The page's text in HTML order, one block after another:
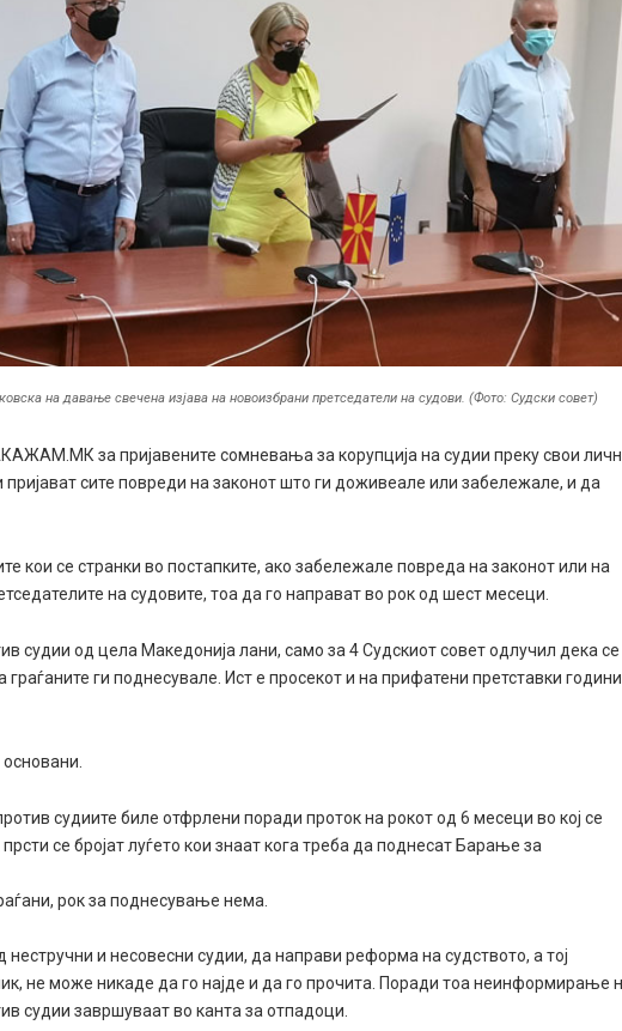
на давање свечена изјава на новоизбрани претседатели на судови. (Фото: Судски совет)
за пријавените сомневања за корупција на судии преку свои
пријават сите повреди на законот што ги доживеале или забележале, и да
кои се странки во постапките, ако забележале повреда на законот или на
на судовите, тоа да го направат во рок од шест месеци.
судии од цела Македонија лани, само за 4 Судскиот совет одлучил дека се
ги поднесувале. Ист е просекот и на прифатени претставки години
судиите биле отфрлени поради проток на рокот од 6 месеци во кој се
се бројат луѓето кои знаат кога треба да поднесат Барање за
рок за поднесување нема.
и несовесни судии, да направи реформа на судството, а тој
не може никаде да го најде и да го прочита. Поради тоа неинформирање
судии завршуваат во канта за отпадоци.